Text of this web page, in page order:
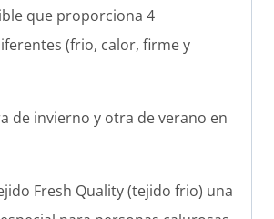
que proporciona 4
(frio, calor, firme y
de invierno y otra de verano en
Fresh Quality (tejido frio) una